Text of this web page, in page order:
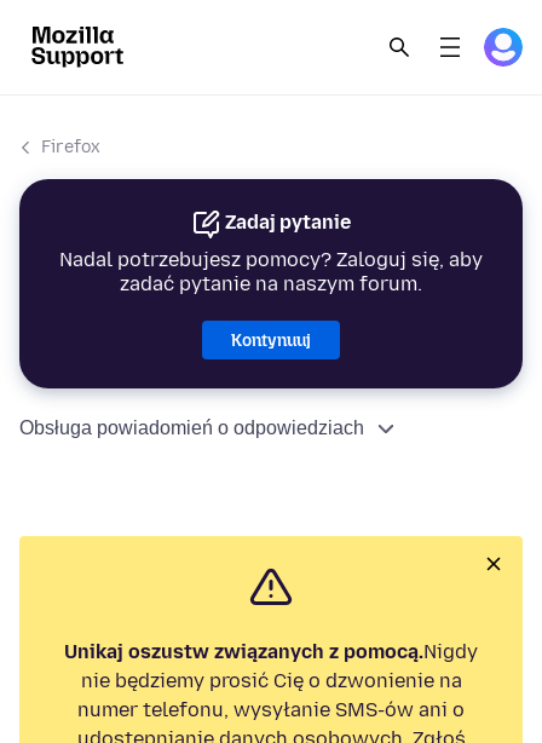
Firefox
Zadaj pytanie
Nadal potrzebujesz pomocy? Zaloguj się, aby
zadać pytanie na naszym forum.
Kontynuuj
Obsługa powiadomień o odpowiedziach
Unikaj oszustw związanych z pomocą.Nigdy
nie będziemy prosić Cię o dzwonienie na
numer telefonu, wysyłanie SMS-ów ani o